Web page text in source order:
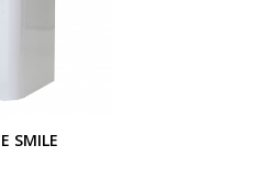
SMILE